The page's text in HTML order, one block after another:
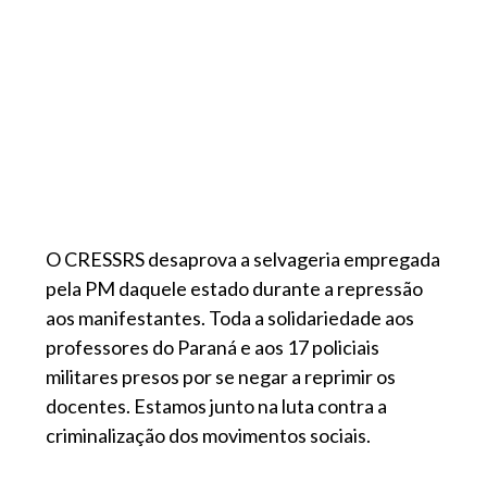
O CRESSRS desaprova a selvageria empregada
pela PM daquele estado durante a repressão
aos manifestantes. Toda a solidariedade aos
professores do Paraná e aos 17 policiais
militares presos por se negar a reprimir os
docentes. Estamos junto na luta contra a
criminalização dos movimentos sociais.